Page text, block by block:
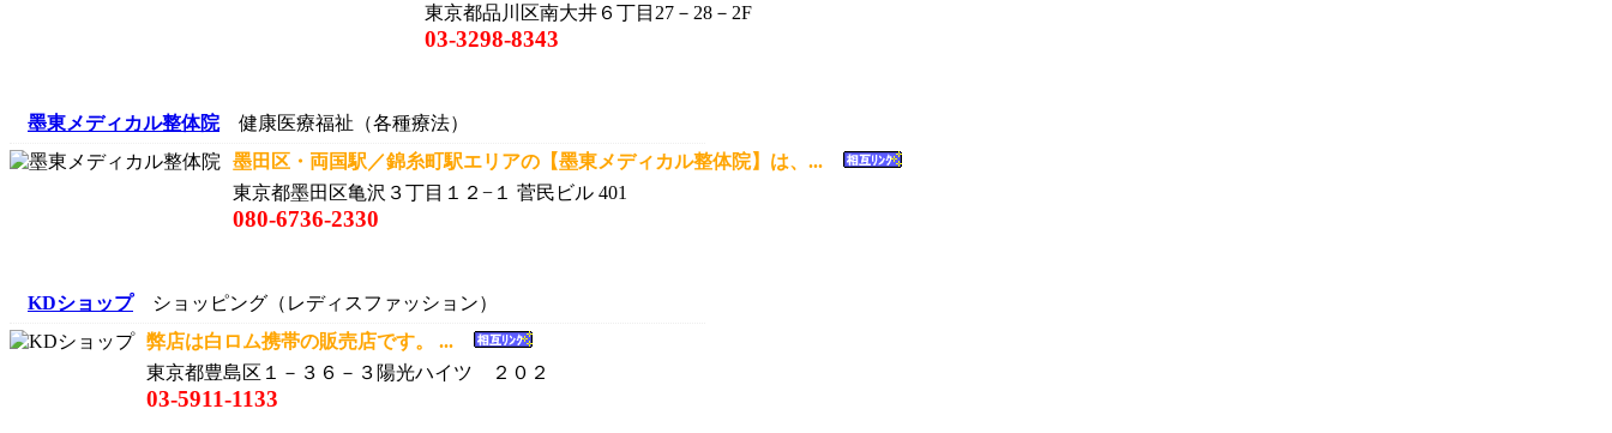
東京都品川区南大井６丁目27－28－2F
03-3298-8343
墨東メディカル整体院健康医療福祉（各種療法）
墨田区・両国駅／錦糸町駅エリアの【墨東メディカル整体院】は、...
東京都墨田区亀沢３丁目１２−１ 菅民ビル 401
080-6736-2330
KDショップショッピング（レディスファッション）
弊店は白ロム携帯の販売店です。 ...
東京都豊島区１－３６－３陽光ハイツ ２０２
03-5911-1133